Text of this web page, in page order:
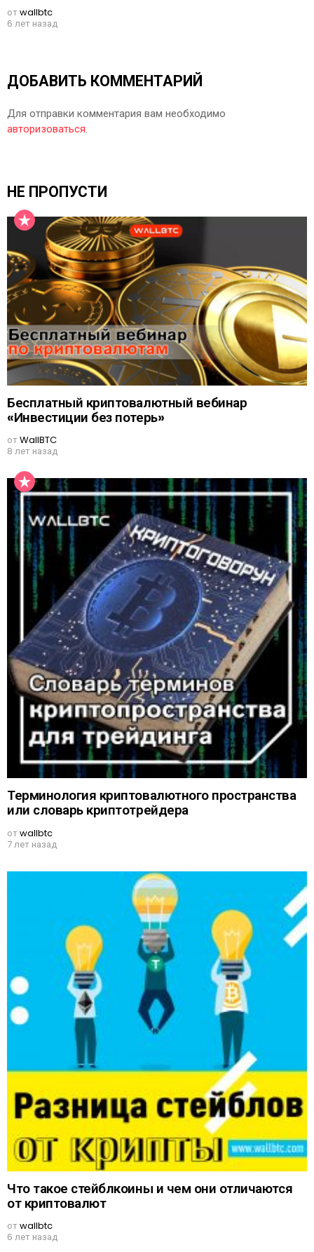
отwallbtc
6 лет назад
ДОБАВИТЬ КОММЕНТАРИЙ
Для отправки комментария вам необходимо
авторизоваться.
НЕ ПРОПУСТИ
Бесплатный криптовалютный вебинар
«Инвестиции без потерь»
отWallBTC
8 лет назад
Терминология криптовалютного пространства
или словарь криптотрейдера
отwallbtc
7 лет назад
Что такое стейблкоины и чем они отличаются
от криптовалют
отwallbtc
6 лет назад